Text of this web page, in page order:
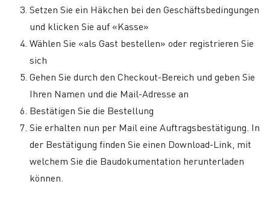
Setzen Sie ein Häkchen bei den Geschäftsbedingungen
und klicken Sie auf «Kasse»
Wählen Sie «als Gast bestellen» oder registrieren Sie
sich
Gehen Sie durch den Checkout-Bereich und geben Sie
Ihren Namen und die Mail-Adresse an
Bestätigen Sie die Bestellung
Sie erhalten nun per Mail eine Auftragsbestätigung. In
der Bestätigung finden Sie einen Download-Link, mit
welchem Sie die Baudokumentation herunterladen
können.